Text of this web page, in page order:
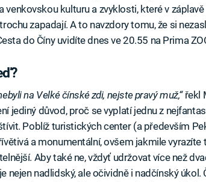
venkovskou kulturu a zvyklosti, které v
zapadají. A to navzdory tomu, že si
do Číny uvidíte dnes ve 20.55 na Prima
na Velké čínské zdi, nejste pravý muž,“řekl
jediný důvod, proč se vyplatí jednu z
Poblíž turistických center (a především
a monumentální, ovšem jakmile vyrazíte
Aby také ne, vždyť udržovat více než
nejen nadlidský, ale očividně i nadčínský